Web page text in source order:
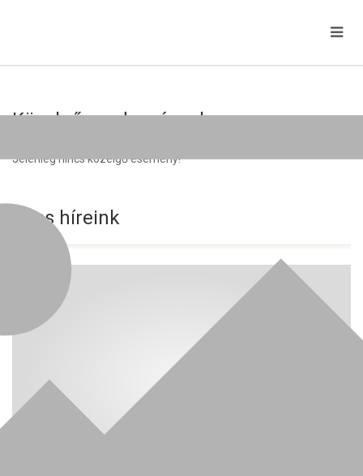
Közelgő rendezvények
Jelenleg nincs közelgő esemény!
Friss híreink